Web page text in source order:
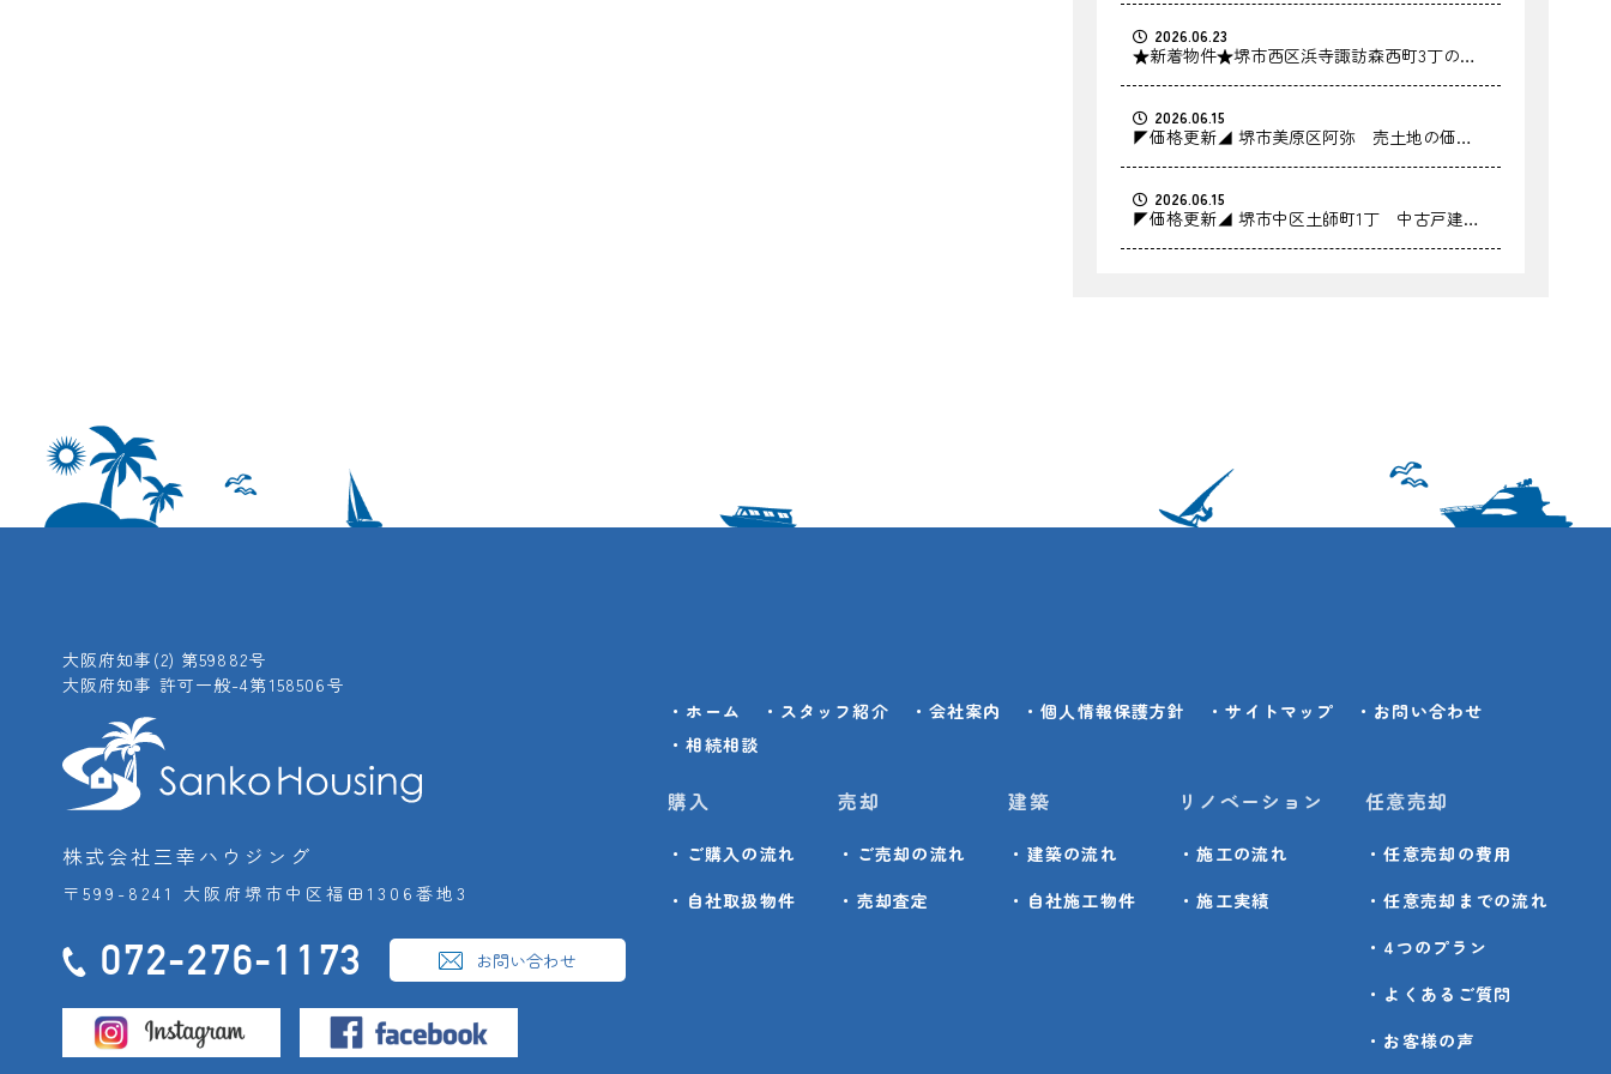
2026.06.23
★新着物件★堺市西区浜寺諏訪森西町3丁の中
2026.06.15
◤価格更新◢ 堺市美原区阿弥 売土地の価格
2026.06.15
◤価格更新◢ 堺市中区土師町1丁 中古戸建の
大阪府知事(2) 第59882号
大阪府知事 許可一般-4第158506号
株式会社三幸ハウジング
〒599-8241 大阪府堺市中区福田1306番地3
072-276-1173 お問い合わせ
・ホーム ・スタッフ紹介 ・会社案内 ・個人情報保護方針 ・サイトマップ
・お問い合わせ
・相続相談
購入
・ご購入の流れ
・自社取扱物件
売却
・ご売却の流れ
・売却査定
建築
・建築の流れ
・自社施工物件
リノベーション
・施工の流れ
・施工実績
任意売却
・任意売却の費用
・任意売却までの流れ
・4つのプラン
・よくあるご質問
・お客様の声